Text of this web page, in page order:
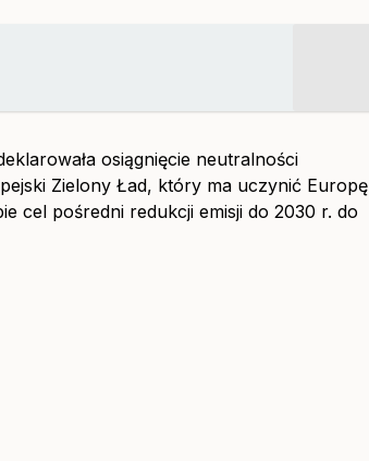
osiągnięcie neutralności
Zielony Ład, który ma uczynić Europę
cel pośredni redukcji emisji do 2030 r. do